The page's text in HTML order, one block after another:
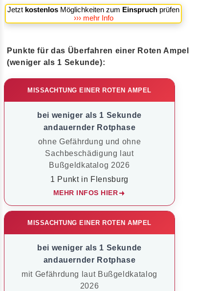
Jetzt kostenlos Möglichkeiten zum Einspruch prüfen
››› mehr Info
Punkte für das Überfahren einer Roten Ampel
(weniger als 1 Sekunde):
MISSACHTUNG EINER ROTEN AMPEL
bei weniger als 1 Sekunde
andauernder Rotphase
ohne Gefährdung und ohne
Sachbeschädigung laut
Bußgeldkatalog 2026
1 Punkt in Flensburg
MEHR INFOS HIER
MISSACHTUNG EINER ROTEN AMPEL
bei weniger als 1 Sekunde
andauernder Rotphase
mit Gefährdung laut Bußgeldkatalog
2026